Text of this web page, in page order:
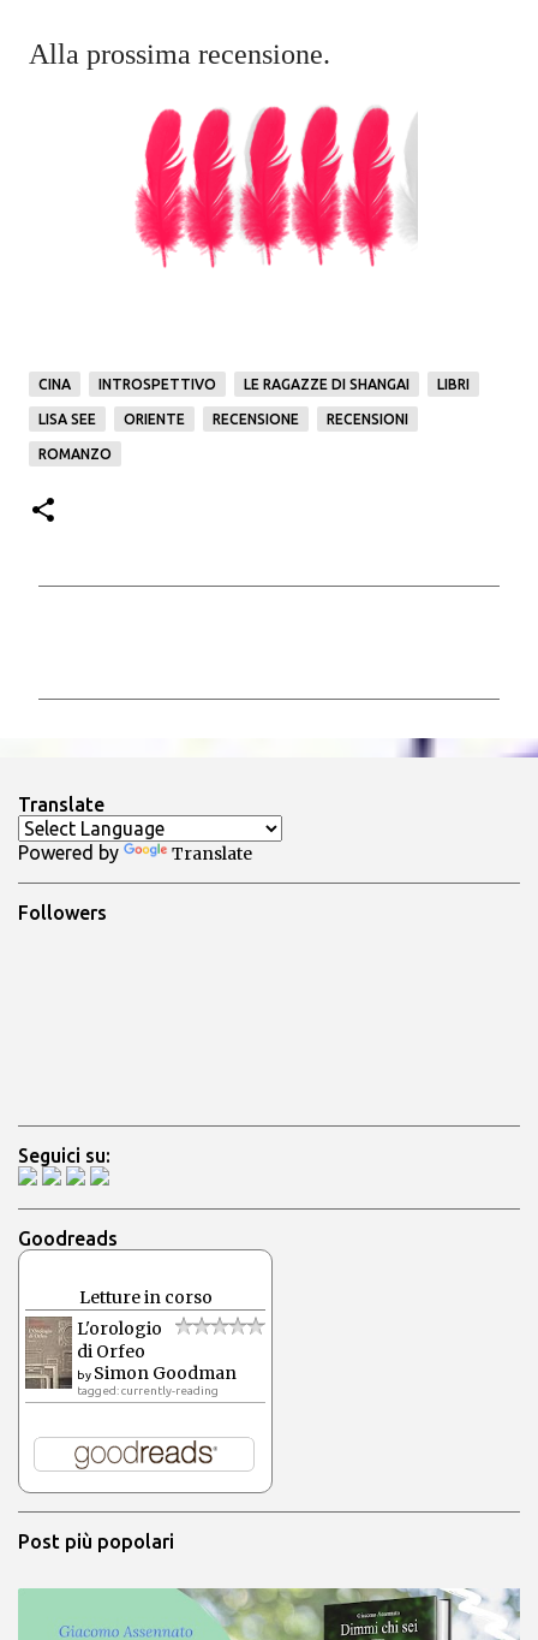
Alla prossima recensione.
CINA INTROSPETTIVO LE RAGAZZE DI SHANGAI LIBRI
LISA SEE ORIENTE RECENSIONE RECENSIONI
ROMANZO
t
i
Translate
Powered by Translate
Followers
Seguici su:
Goodreads
Letture in corso
L'orologio
di Orfeo
by Simon Goodman
tagged: currently-reading
Post più popolari